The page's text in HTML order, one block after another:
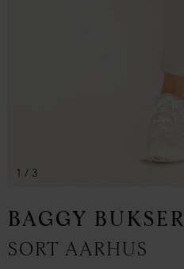
1 / 3
BAGGY BUKSER
SORT AARHUS